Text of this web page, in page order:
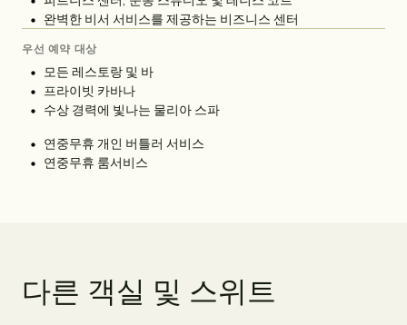
완벽한 비서 서비스를 제공하는 비즈니스 센터
우선 예약 대상
모든 레스토랑 및 바
프라이빗 카바나
수상 경력에 빛나는 물리아 스파
연중무휴 개인 버틀러 서비스
연중무휴 룸서비스
다른 객실 및 스위트